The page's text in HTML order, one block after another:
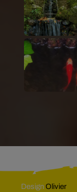
DesignOlivier